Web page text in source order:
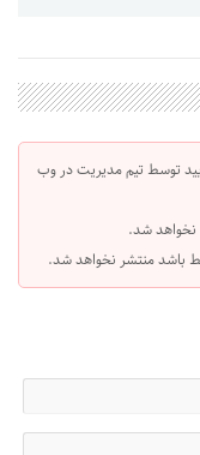
توسط تیم مدیریت در وب
نخواهد شد.
باشد منتشر نخواهد شد.